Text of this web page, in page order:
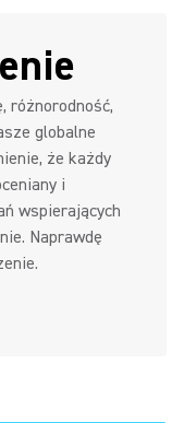
różnorodność,
globalne
że każdy
i
wspierających
Naprawdę